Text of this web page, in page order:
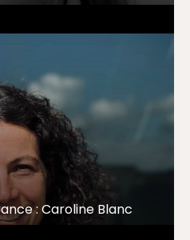
: Caroline Blanc